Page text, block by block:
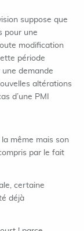
suppose que
pour une
modification
période
demande
altérations
d’une PMI
même mais son
par le fait
certaine
déjà